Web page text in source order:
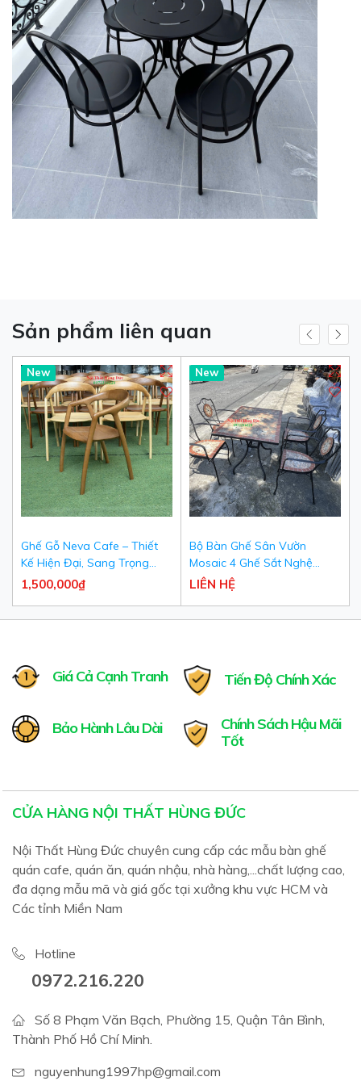
Sản phẩm liên quan
New
Ghế Gỗ Neva Cafe – Thiết
Kế Hiện Đại, Sang Trọng
Cho Quán Cafe & Nhà Hàng
1,500,000₫
New
Bộ Bàn Ghế Sân Vườn
Mosaic 4 Ghế Sắt Nghệ
Thuật Khảm Đá Cao Cấp -
LIÊN HỆ
Giá Cả Cạnh Tranh Tiến Độ Chính Xác
Bảo Hành Lâu Dài
Chính Sách Hậu Mãi
Tốt
CỬA HÀNG NỘI THẤT HÙNG ĐỨC
Nội Thất Hùng Đức chuyên cung cấp các mẫu bàn ghế
quán cafe, quán ăn, quán nhậu, nhà hàng,...chất lượng cao,
đa dạng mẫu mã và giá gốc tại xưởng khu vực HCM và
Các tỉnh Miền Nam
Hotline
0972.216.220
Số 8 Phạm Văn Bạch, Phường 15, Quận Tân Bình,
Thành Phố Hồ Chí Minh.
nguyenhung1997hp@gmail.com